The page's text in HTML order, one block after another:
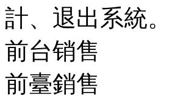
計、退出系統。
前台销售
前臺銷售